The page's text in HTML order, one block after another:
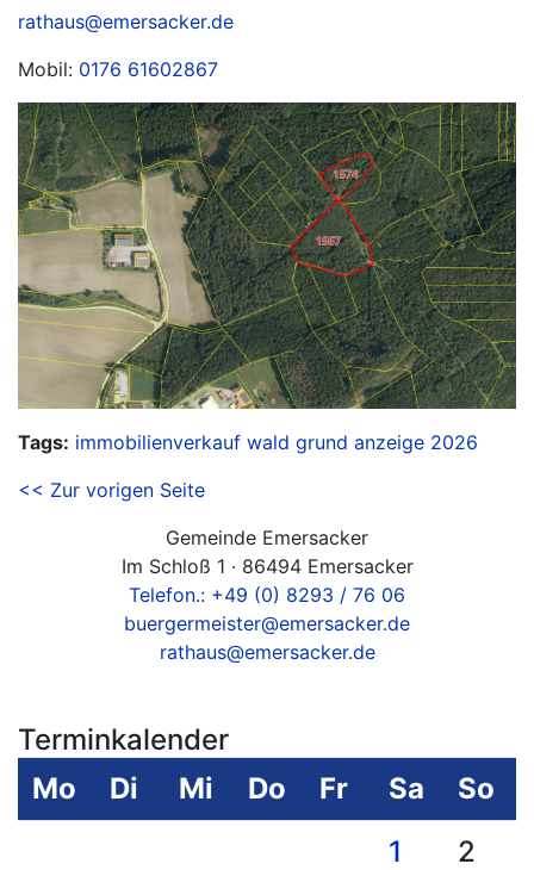
rathaus@emersacker.de
Mobil: 0176 61602867
Tags: immobilienverkauf wald grund anzeige 2026
<< Zur vorigen Seite
Gemeinde Emersacker
Im Schloß 1 · 86494 Emersacker
Telefon.: +49 (0) 8293 / 76 06
buergermeister@emersacker.de
rathaus@emersacker.de
Terminkalender
Mo
Di Mi Do Fr Sa
So
1
2